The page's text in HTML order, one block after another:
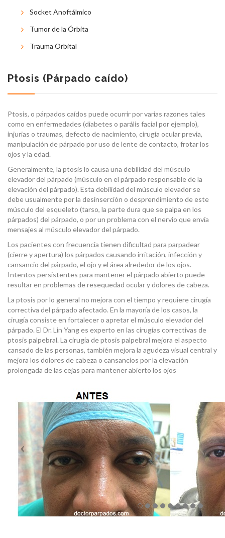
Socket Anoftálmico
Tumor de la Órbita
Trauma Orbital
Ptosis (Párpado caído)
Ptosis, o párpados caídos puede ocurrir por varias razones tales
como en enfermedades (diabetes o parális facial por ejemplo),
injurias o traumas, defecto de nacimiento, cirugía ocular previa,
manipulación de párpado por uso de lente de contacto, frotar los
ojos y la edad.
Generalmente, la ptosis lo causa una debilidad del músculo
elevador del párpado (músculo en el párpado responsable de la
elevación del párpado). Esta debilidad del músculo elevador se
debe usualmente por la desinserción o desprendimiento de este
músculo del esqueleto (tarso, la parte dura que se palpa en los
párpados) del párpado, o por un problema con el nervio que envía
mensajes al músculo elevador del párpado.
Los pacientes con frecuencia tienen dificultad para parpadear
(cierre y apertura) los párpados causando irritación, infección y
cansancio del párpado, el ojo y el área alrededor de los ojos.
Intentos persistentes para mantener el párpado abierto puede
resultar en problemas de resequedad ocular y dolores de cabeza.
La ptosis por lo general no mejora con el tiempo y requiere cirugía
correctiva del párpado afectado. En la mayoría de los casos, la
cirugía consiste en fortalecer o apretar el músculo elevador del
párpado. El Dr. Lin Yang es experto en las cirugías correctivas de
ptosis palpebral. La cirugía de ptosis palpebral mejora el aspecto
cansado de las personas, también mejora la agudeza visual central y
mejora los dolores de cabeza o cansancios por la elevación
prolongada de las cejas para mantener abierto los ojos